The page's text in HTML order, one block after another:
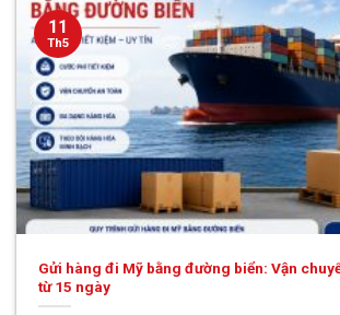
Gửi hàng đi Mỹ bằng đường biển: Vận
từ 15 ngày
11
Th5